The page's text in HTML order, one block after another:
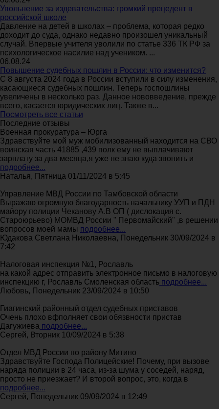
Увольнение за издевательства: громкий прецедент в
российской школе
Давление на детей в школах – проблема, которая редко
доходит до суда, однако недавно произошел уникальный
случай. Впервые учителя уволили по статье 336 ТК РФ за
психологическое насилие над учеником. ...
06.08.24
Повышение судебных пошлин в России: что изменится?
С 8 августа 2024 года в России вступили в силу изменения,
касающиеся судебных пошлин. Теперь госпошлины
увеличены в несколько раз. Данное нововведение, прежде
всего, касается юридических лиц. Также в...
Посмотреть все статьи
Последние отзывы
Военная прокуратура – Юрга
Здравствуйте мой муж мобилизованный находится на СВО
воинская часть 41885 ,439 полк ему не выплачивают
зарплату за два месяца,я уже не знаю куда звонить и
подробнее...
Наталья, Пятница 01/11/2024 в 5:45
Управление МВД России по Тамбовской области
Выражаю огромную благодарность начальнику УУП и ПДН
майору полиции Чеканову А.В ОП ( дислокация с.
Староюрьево) МОМВД России " Первомайский" ,в решении
вопросов моей мамы подробнее...
Юдакова Светлана Николаевна, Понедельник 30/09/2024 в
7:42
Налоговая инспекция №1, Рославль
на какой адрес отправить электронное письмо в налоговую
инспекцию г, Рославль Смоленская область подробнее...
Любовь, Понедельник 23/09/2024 в 10:50
Гиагинский районный отдел судебных приставов
Очень плохо вфполняет свои обязвности пристав
Дагужиева подробнее...
Сергей, Вторник 10/09/2024 в 5:38
Отдел МВД России по району Митино
Здравствуйте Господа Полицейские! Почему, при вызове
наряда полиции в 24 часа, из-за шума у соседей, наряд,
просто не приезжает? И второй вопрос, это, когда в
подробнее...
Сергей, Понедельник 09/09/2024 в 12:49